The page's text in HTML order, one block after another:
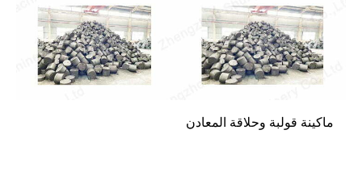
ماكينة قولبة وحلاقة المعادن